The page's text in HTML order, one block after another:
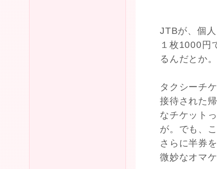
JTBが、個
１枚1000円
るんだとか
タクシーチ
接待された
なチケット
が。でも、
さらに半券
微妙なオマ